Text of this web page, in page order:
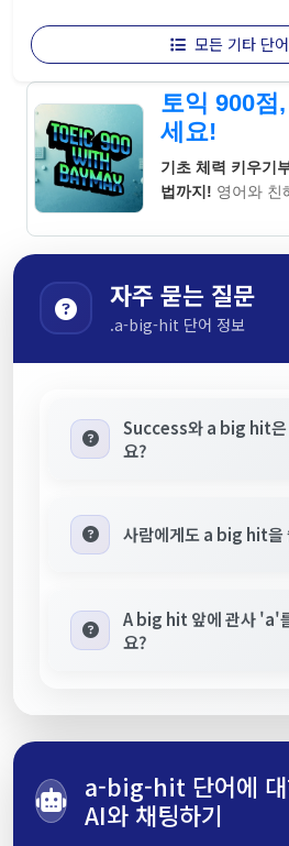
모든 기타 단
토익 900점
세요!
기초 체력 키우기
법까지! 영어와 친
자주 묻는 질문
.a-big-hit 단어 정보
Success와 a big hit은
요?
사람에게도 a big hit을
A big hit 앞에 관사 'a'
요?
a-big-hit 단어에
AI와 채팅하기